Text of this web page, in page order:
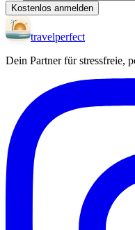
Kostenlos anmelden
travelperfect
Dein Partner für stressfreie,